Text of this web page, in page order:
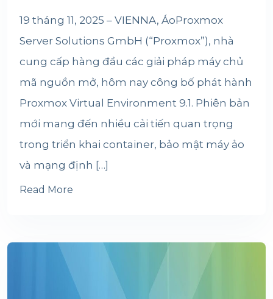
19 tháng 11, 2025 – VIENNA, ÁoProxmox
Server Solutions GmbH (“Proxmox”), nhà
cung cấp hàng đầu các giải pháp máy chủ
mã nguồn mở, hôm nay công bố phát hành
Proxmox Virtual Environment 9.1. Phiên bản
mới mang đến nhiều cải tiến quan trọng
trong triển khai container, bảo mật máy ảo
và mạng định […]
Read More